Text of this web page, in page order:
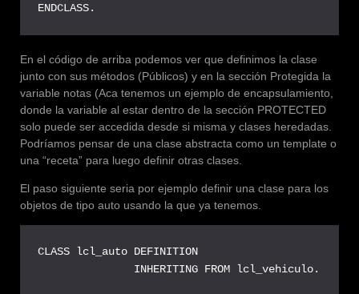
ENDCLASS.
En el código de arriba podemos ver que definimos la clase
junto con sus métodos (Públicos) y en la sección Protegida la
variable notas (Aca tenemos un ejemplo de encapsulamiento,
donde la variable al estar dentro de la sección PROTECTED
solo puede ser accedida desde si misma y clases heredadas.
Podríamos pensar de una clase abstracta como un template o
una “receta” para luego definir otras clases.
El paso siguiente seria por ejemplo definir una clase para los
objetos de tipo auto usando la que ya tenemos.
CLASS lcl_auto DEFINITION